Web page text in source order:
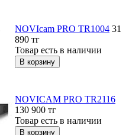
NOVIcam PRO TR1004 31
890 тг
Товар есть в наличии
NOVICAM PRO TR2116
130 900 тг
Товар есть в наличии